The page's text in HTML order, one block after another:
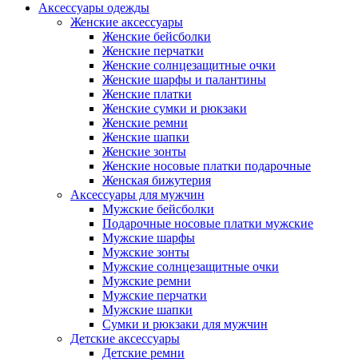
Аксессуары одежды
Женские аксессуары
Женские бейсболки
Женские перчатки
Женские солнцезащитные очки
Женские шарфы и палантины
Женские платки
Женские сумки и рюкзаки
Женские ремни
Женские шапки
Женские зонты
Женские носовые платки подарочные
Женская бижутерия
Аксессуары для мужчин
Мужские бейсболки
Подарочные носовые платки мужские
Мужские шарфы
Мужские зонты
Мужские солнцезащитные очки
Мужские ремни
Мужские перчатки
Мужские шапки
Сумки и рюкзаки для мужчин
Детские аксессуары
Детские ремни